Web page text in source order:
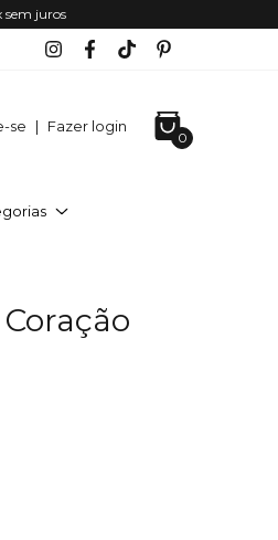
sem juros
se | Fazer login
0